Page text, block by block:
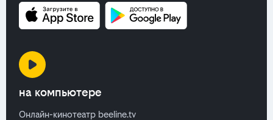
на компьютере
Онлайн-кинотеатр beeline.tv